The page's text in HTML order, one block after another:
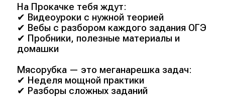
На Прокачке тебя ждут:
✔ Видеоуроки с нужной теорией
✔ Вебы с разбором каждого задания ОГЭ
✔ Пробники, полезные материалы и
домашки
Мясорубка — это меганарешка задач:
✔ Неделя мощной практики
✔ Разборы сложных заданий